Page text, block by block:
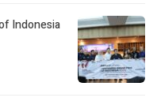
Indonesia